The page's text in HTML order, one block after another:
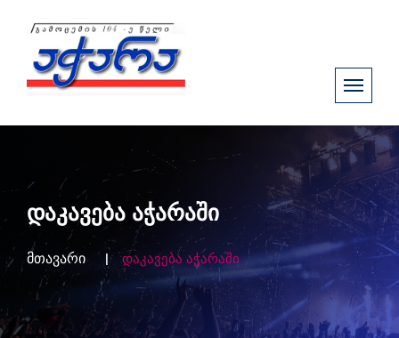
დაკავება აჭარაში
მთავარი დაკავება აჭარაში